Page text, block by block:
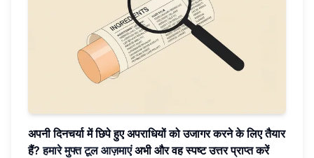
अपनी दिनचर्या में छिपे हुए अपराधियों को उजागर करने के लिए तैयार
हैं?हमारे मुफ्त टूल आज़माएंअभी और वह स्पष्ट उत्तर प्राप्त करें